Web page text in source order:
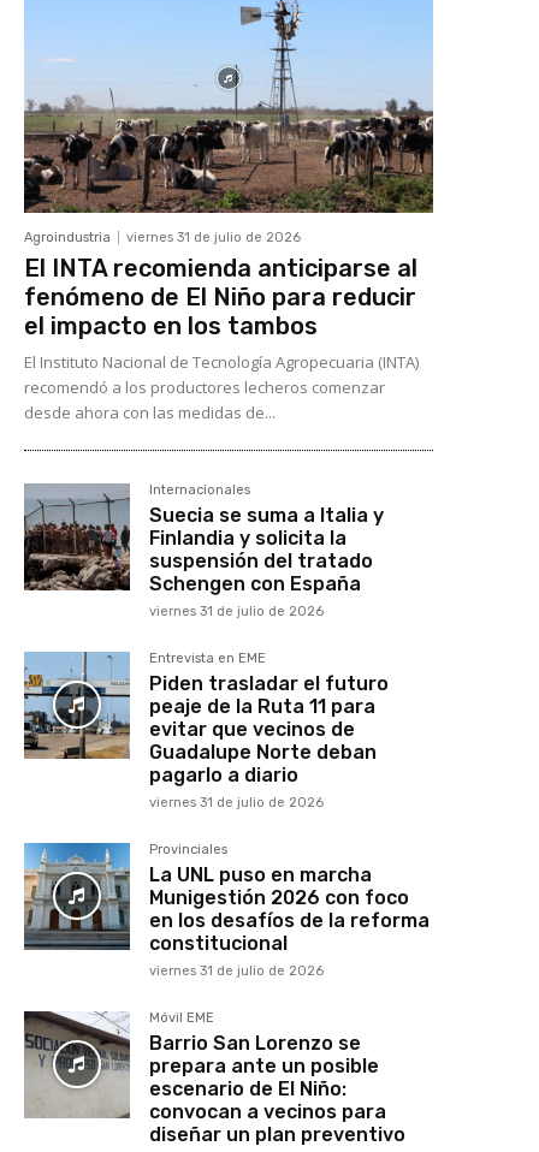
Agroindustria viernes 31 de julio de 2026
El INTA recomienda anticiparse al
fenómeno de El Niño para reducir
el impacto en los tambos
El Instituto Nacional de Tecnología Agropecuaria (INTA)
recomendó a los productores lecheros comenzar
desde ahora con las medidas de...
Internacionales
Suecia se suma a Italia y
Finlandia y solicita la
suspensión del tratado
Schengen con España
viernes 31 de julio de 2026
Entrevista en EME
Piden trasladar el futuro
peaje de la Ruta 11 para
evitar que vecinos de
Guadalupe Norte deban
pagarlo a diario
viernes 31 de julio de 2026
Provinciales
La UNL puso en marcha
Munigestión 2026 con foco
en los desafíos de la reforma
constitucional
viernes 31 de julio de 2026
Móvil EME
Barrio San Lorenzo se
prepara ante un posible
escenario de El Niño:
convocan a vecinos para
diseñar un plan preventivo